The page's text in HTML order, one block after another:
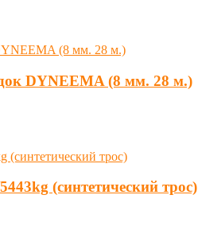
DYNEEMA (8 мм. 28 м.)
(синтетический трос)